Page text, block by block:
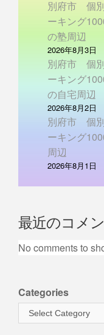
別府市 個
ーキング
の塾周辺
2026年8月3日
別府市 個
ーキング
の自宅周辺
2026年8月2日
別府市 個
ーキング
周辺
2026年8月1日
最近のコメ
No comments to
Categories